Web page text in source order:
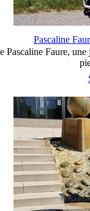
Pascaline
Faure,